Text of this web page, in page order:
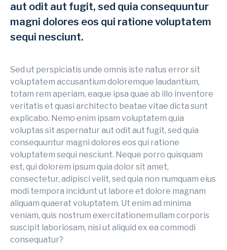
aut odit aut fugit, sed quia consequuntur
magni dolores eos qui ratione voluptatem
sequi nesciunt.
Sed ut perspiciatis unde omnis iste natus error sit
voluptatem accusantium doloremque laudantium,
totam rem aperiam, eaque ipsa quae ab illo inventore
veritatis et quasi architecto beatae vitae dicta sunt
explicabo. Nemo enim ipsam voluptatem quia
voluptas sit aspernatur aut odit aut fugit, sed quia
consequuntur magni dolores eos qui ratione
voluptatem sequi nesciunt. Neque porro quisquam
est, qui dolorem ipsum quia dolor sit amet,
consectetur, adipisci velit, sed quia non numquam eius
modi tempora incidunt ut labore et dolore magnam
aliquam quaerat voluptatem. Ut enim ad minima
veniam, quis nostrum exercitationem ullam corporis
suscipit laboriosam, nisi ut aliquid ex ea commodi
consequatur?